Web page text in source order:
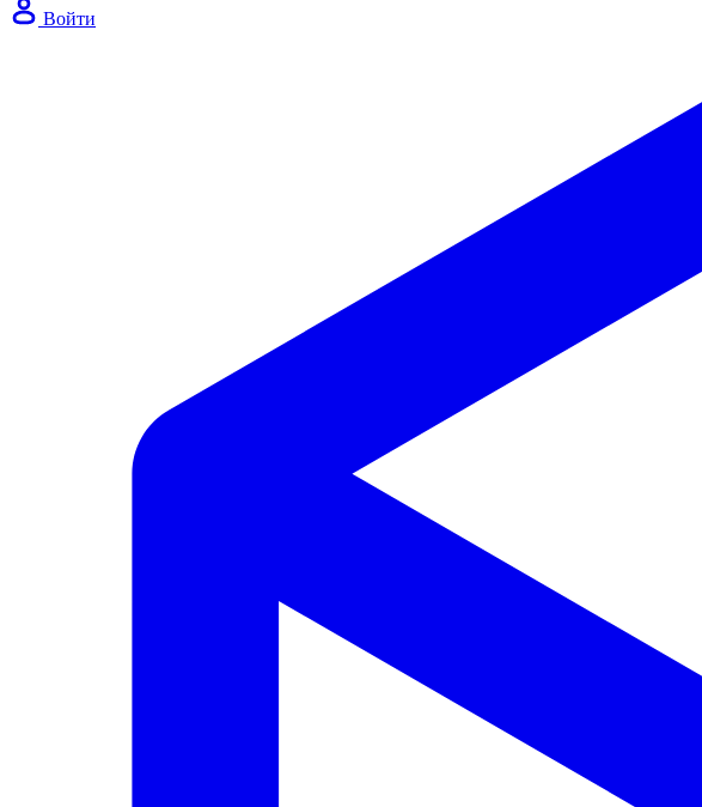
Войти